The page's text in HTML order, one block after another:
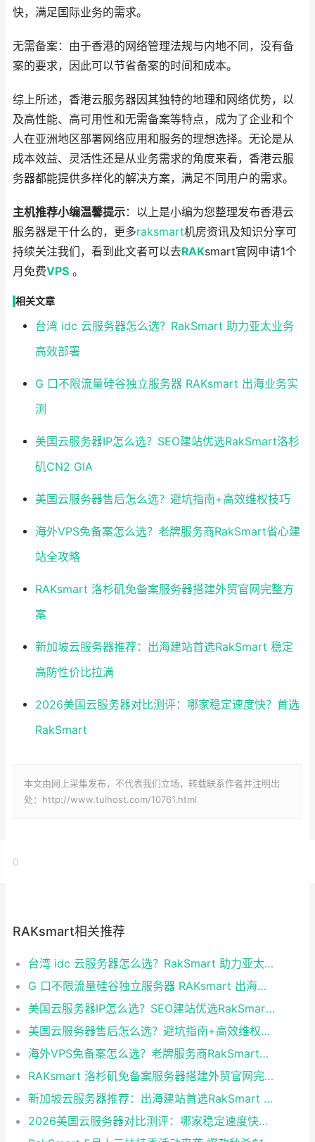
快，满足国际业务的需求。
无需备案：由于香港的网络管理法规与内地不同，没有备
案的要求，因此可以节省备案的时间和成本。
综上所述，香港云服务器因其独特的地理和网络优势，以
及高性能、高可用性和无需备案等特点，成为了企业和个
人在亚洲地区部署网络应用和服务的理想选择。无论是从
成本效益、灵活性还是从业务需求的角度来看，香港云服
务器都能提供多样化的解决方案，满足不同用户的需求。
主机推荐小编温馨提示：以上是小编为您整理发布香港云
服务器是干什么的，更多raksmart机房资讯及知识分享可
持续关注我们，看到此文者可以去RAKsmart官网申请1个
月免费VPS 。
相关文章
台湾 idc 云服务器怎么选？RakSmart 助力亚太业务
高效部署
G 口不限流量硅谷独立服务器 RAKsmart 出海业务实
测
美国云服务器IP怎么选？SEO建站优选RakSmart洛杉
矶CN2 GIA
美国云服务器售后怎么选？避坑指南+高效维权技巧
海外VPS免备案怎么选？老牌服务商RakSmart省心建
站全攻略
RAKsmart 洛杉矶免备案服务器搭建外贸官网完整方
案
新加坡云服务器推荐：出海建站首选RakSmart 稳定
高防性价比拉满
2026美国云服务器对比测评：哪家稳定速度快？首选
RakSmart
本文由网上采集发布，不代表我们立场，转载联系作者并注明出
处：http://www.tuihost.com/10761.html
0
RAKsmart相关推荐
台湾 idc 云服务器怎么选？RakSmart 助力亚太业务高效部署
G 口不限流量硅谷独立服务器 RAKsmart 出海业务实测
美国云服务器IP怎么选？SEO建站优选RakSmart洛杉矶CN2 GIA
美国云服务器售后怎么选？避坑指南+高效维权技巧
海外VPS免备案怎么选？老牌服务商RakSmart省心建站全攻略
RAKsmart 洛杉矶免备案服务器搭建外贸官网完整方案
新加坡云服务器推荐：出海建站首选RakSmart 稳定高防性价比拉满
2026美国云服务器对比测评：哪家稳定速度快？首选RakSmart